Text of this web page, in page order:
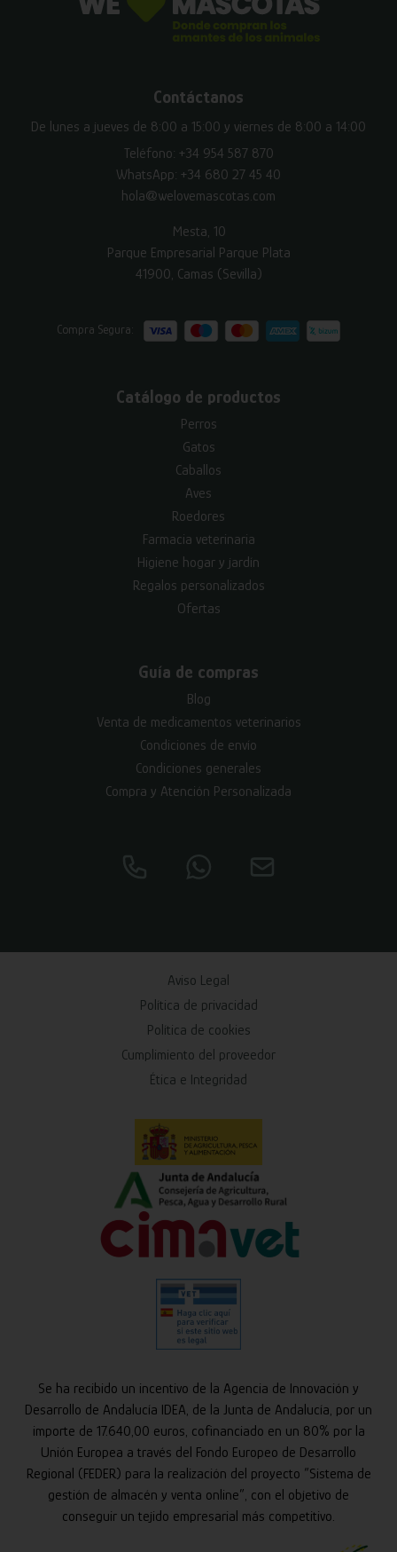
Contáctanos
De lunes a jueves de 8:00 a 15:00 y viernes de 8:00 a 14:00
Teléfono: +34 954 587 870
WhatsApp: +34 680 27 45 40
hola@welovemascotas.com
Mesta, 10
Parque Empresarial Parque Plata
41900, Camas (Sevilla)
Compra Segura:
Catálogo de productos
Perros
Gatos
Caballos
Aves
Roedores
Farmacia veterinaria
Higiene hogar y jardín
Regalos personalizados
Ofertas
Guía de compras
Blog
Venta de medicamentos veterinarios
Condiciones de envío
Condiciones generales
Compra y Atención Personalizada
Aviso Legal
Política de privacidad
Política de cookies
Cumplimiento del proveedor
Ética e Integridad
Se ha recibido un incentivo de la Agencia de Innovación y
Desarrollo de Andalucía IDEA, de la Junta de Andalucía, por un
importe de 17.640,00 euros, cofinanciado en un 80% por la
Unión Europea a través del Fondo Europeo de Desarrollo
Regional (FEDER) para la realización del proyecto “Sistema de
gestión de almacén y venta online”, con el objetivo de
conseguir un tejido empresarial más competitivo.